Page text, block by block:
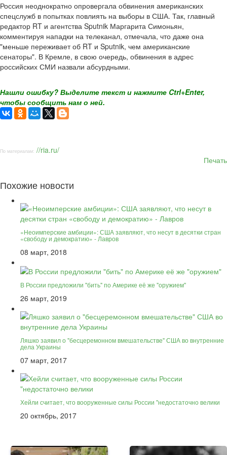
Россия неоднократно опровергала обвинения американских
спецслужб в попытках повлиять на выборы в США. Так, главный
редактор RT и агентства Sputnik Маргарита Симоньян,
комментируя нападки на телеканал, отмечала, что даже она
"меньше переживает об RT и Sputnik, чем американские
сенаторы". В Кремле, в свою очередь, обвинения в адрес
российских СМИ назвали абсурдными.
Нашли ошибку? Выделите текст и нажмите Ctrl+Enter,
чтобы сообщить нам о ней.
По материалам: //ria.ru/
Печать
Похожие новости
«Неоимперские амбиции»: США заявляют, что несут в десятки стран
«свободу и демократию» - Лавров
08 март, 2018
В России предложили "бить" по Америке её же "оружием"
26 март, 2019
Ляшко заявил о "бесцеремонном вмешательстве" США во внутренние
дела Украины
07 март, 2017
Хейли считает, что вооруженные силы России "недостаточно велики
20 октябрь, 2017